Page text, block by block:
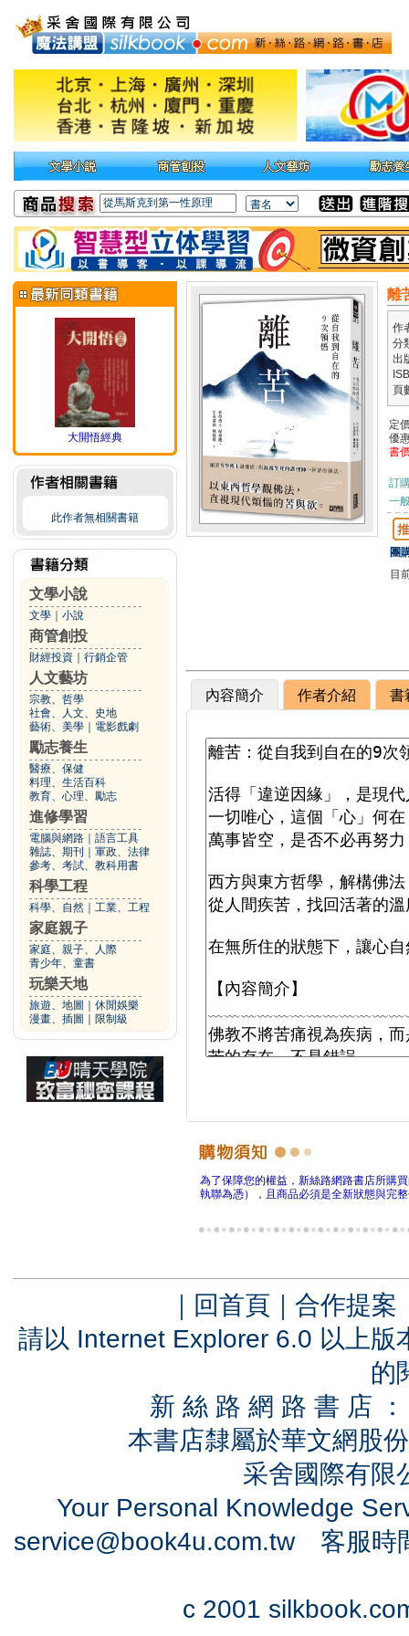
大開悟經典
此作者無相關書籍
文學小說
文學 小說
商管創投
財經投資 行銷企管
人文藝坊
宗教、哲學
社會、人文、史地
藝術、美學
電影戲劇
勵志養生
醫療、保健
料理、生活百科
教育、心理、勵志
進修學習
電腦與網路
語言工具
雜誌、期刊
軍政、法律
參考、考試、教科用書
科學工程
科學、自然 工業、工程
家庭親子
家庭、親子、人際
青少年、童書
玩樂天地
旅遊、地圖
休閒娛樂
漫畫、插圖
限制級
離
作
分
出
頁
定
優
書
訂
一
團
目
內容簡介 作者介紹 書
為了保障您的權益，新絲路網路書店所購
執聯為憑），且商品必須是全新狀態與完
｜ 回首頁 ｜ 合作提案
請以 Internet Explorer 6.0 以上
的
新 絲 路 網 路 書 店
本書店隸屬於華文網股
采舍國際有
Your Personal Knowledge
service@book4u.com.tw客服時
c 2001